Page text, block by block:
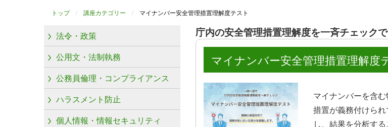
トップ 講座カテゴリー マイナンバー安全管理措置理解度テスト
庁内の安全管理措置理解度を一斉チェックで
マイナンバー安全管理措置理解度
マイナンバーを含
措置が義務付けら
し、結果を分析する
法令・政策
公用文・法制執務
公務員倫理・コンプライアンス
ハラスメント防止
個人情報・情報セキュリティ